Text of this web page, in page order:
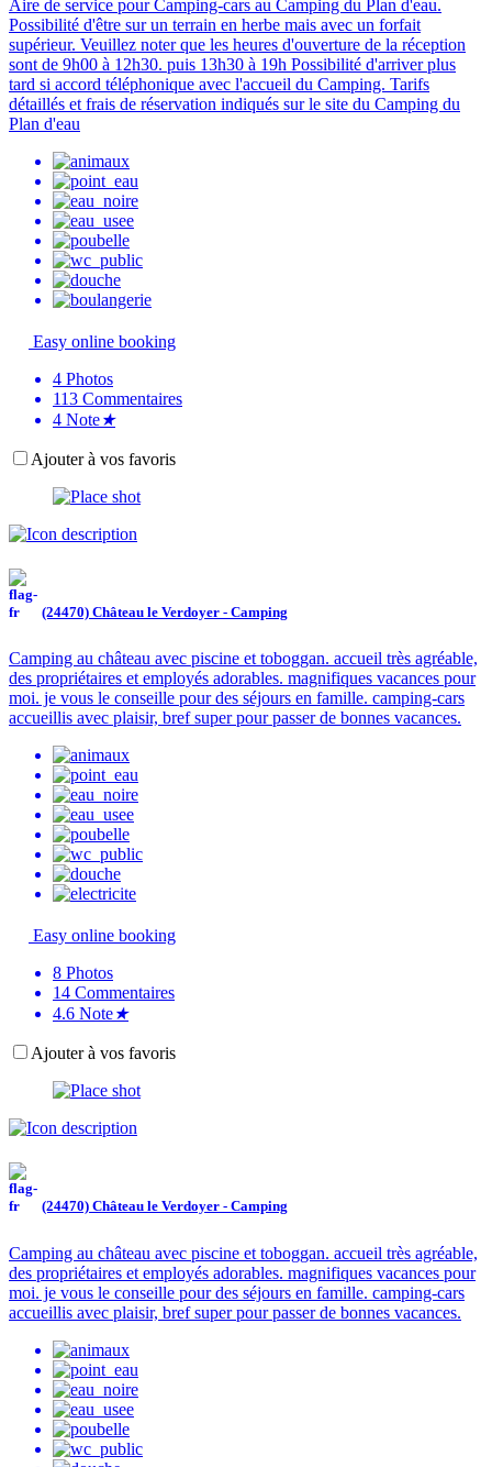
Aire de service pour Camping-cars au Camping du Plan d'eau.
Possibilité d'être sur un terrain en herbe mais avec un forfait
supérieur. Veuillez noter que les heures d'ouverture de la réception
sont de 9h00 à 12h30. puis 13h30 à 19h Possibilité d'arriver plus
tard si accord téléphonique avec l'accueil du Camping. Tarifs
détaillés et frais de réservation indiqués sur le site du Camping du
Plan d'eau
Easy online booking
4 Photos
113 Commentaires
4 Note★
Ajouter à vos favoris
(24470) Château le Verdoyer - Camping
Camping au château avec piscine et toboggan. accueil très agréable,
des propriétaires et employés adorables. magnifiques vacances pour
moi. je vous le conseille pour des séjours en famille. camping-cars
accueillis avec plaisir, bref super pour passer de bonnes vacances.
Easy online booking
8 Photos
14 Commentaires
4.6 Note★
Ajouter à vos favoris
(24470) Château le Verdoyer - Camping
Camping au château avec piscine et toboggan. accueil très agréable,
des propriétaires et employés adorables. magnifiques vacances pour
moi. je vous le conseille pour des séjours en famille. camping-cars
accueillis avec plaisir, bref super pour passer de bonnes vacances.